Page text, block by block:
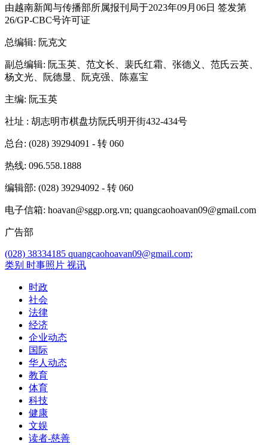
由越南新闻与传播部所属报刊局于2023年09月06日 签发第
26/GP-CBC号许可证
总编辑: 阮克文
副总编辑: 阮玉英、范文长、裴氏红霜、张德义、范氏云英、
杨文光、阮德显、阮克强、陈嘉宝
主编: 阮玉英
社址 : 胡志明市棋盘坊阮氏明开街432-434号
总台: (028) 39294091 - 转 060
热线: 096.558.1888
编辑部: (028) 39294092 - 转 060
电子信箱: hoavan@sggp.org.vn; quangcaohoavan09@gmail.com
广告部
(028) 38334185 quangcaohoavan09@gmail.com;
类别 时事照片 视讯
时政
社会
法律
经济
企业动态
国际
华人动态
教育
体育
科技
健康
文娱
读者-慈善